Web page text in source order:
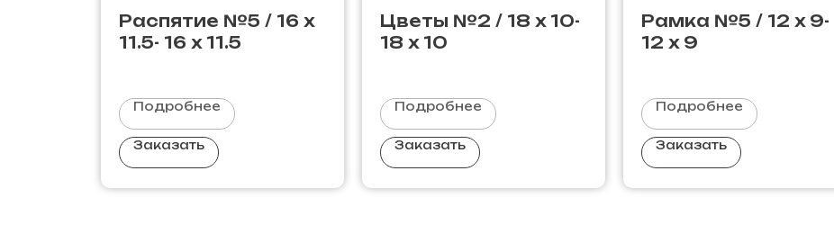
Распятие №5 / 16 х
11.5- 16 х 11.5
Подробнее
Заказать
Цветы №2 / 18 х 10-
18 х 10
Подробнее
Заказать
Рамка №5 / 12 х 9-
12 х 9
Подробнее
Заказать